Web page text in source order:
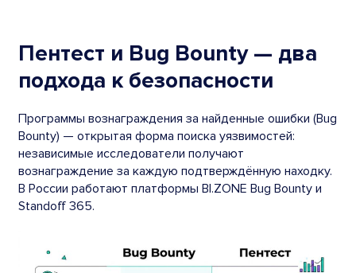
Пентест и Bug Bounty — два
подхода к безопасности
Программы вознаграждения за найденные ошибки (Bug
Bounty) — открытая форма поиска уязвимостей:
независимые исследователи получают
вознаграждение за каждую подтверждённую находку.
В России работают платформы BI.ZONE Bug Bounty и
Standoff 365.